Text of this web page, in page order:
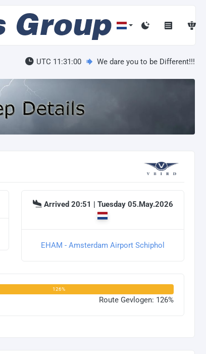
UTC 11:31:01 We dare you to be Different!!!
Arrived 20:51 | Tuesday 05.May.2026
EHAM - Amsterdam Airport Schiphol
126%
Route Gevlogen: 126%